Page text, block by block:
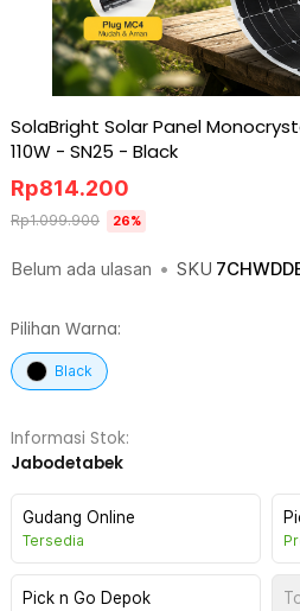
SolaBright Solar Panel
110W - SN25 - Black
Belum ada ulasan • SKU
Rp814.200
Rp1.099.900 26%
Pilihan Warna:
Black
Informasi Stok:
Jabodetabek
Gudang Online
Tersedia
Pick n Go Depok